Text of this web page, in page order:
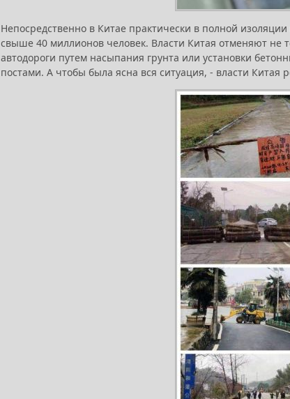
Непосредственно в Китае практически в полной
свыше 40 миллионов человек. Власти Китая отменяют
автодороги путем насыпания грунта или установки
постами. А чтобы была ясна вся ситуация, - власти Китая